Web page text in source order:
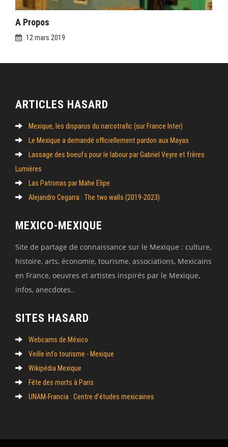
A Propos
12 mars 2019
ARTICLES HASARD
Mexique, les disparus du narcotrafic (sur France Inter)
Le Mexique a demandé officiellement pardon aux Mayas
Lassage des boeufs pour le labour par Gabriel Veyre et frères
Lumières
Las Patronas par Mahe Elipe
Alejandro Cegarra : The two walls (2019-2023)
MEXICO-MEXIQUE
Site de partage de connaissance sur le Mexique : culture,
histoire, arts, économie, tourisme, associations, Mexicains
en France, oeuvres et artistes inspirés par le Mexique,
infos, anecdotes..
SITES HASARD
Webcams de México
Veille info tourisme - Mexique
Wikipédia Mexique
Fête des morts à Paris
UNAM-Francia : Centre d’études mexicaines